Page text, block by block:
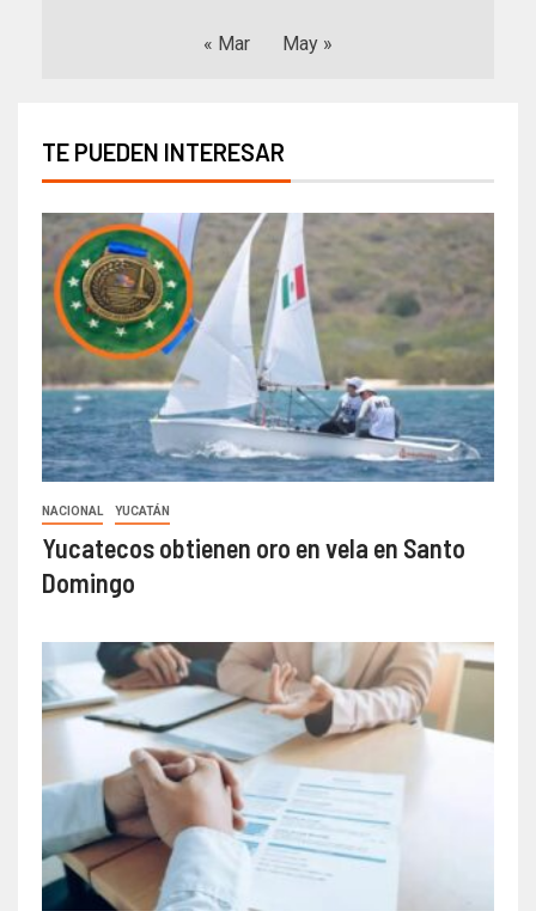
« Mar May »
TE PUEDEN INTERESAR
NACIONAL YUCATÁN
Yucatecos obtienen oro en vela en Santo
Domingo